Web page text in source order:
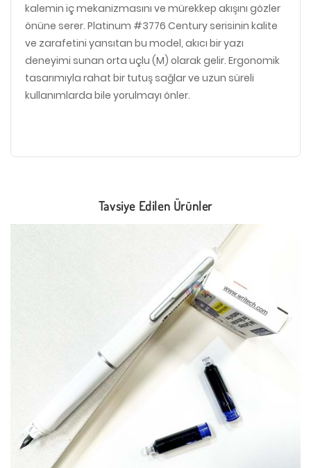
kalemin iç mekanizmasını ve mürekkep akışını gözler
önüne serer. Platinum #3776 Century serisinin kalite
ve zarafetini yansıtan bu model, akıcı bir yazı
deneyimi sunan orta uçlu (M) olarak gelir. Ergonomik
tasarımıyla rahat bir tutuş sağlar ve uzun süreli
kullanımlarda bile yorulmayı önler.
Tavsiye Edilen Ürünler